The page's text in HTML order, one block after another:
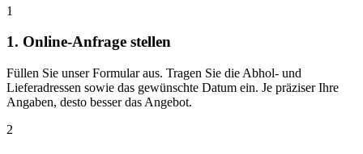
1
1. Online-Anfrage stellen
Füllen Sie unser Formular aus. Tragen Sie die Abhol- und
Lieferadressen sowie das gewünschte Datum ein. Je präziser Ihre
Angaben, desto besser das Angebot.
2